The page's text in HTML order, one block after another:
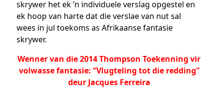
skrywer het ek ’n individuele verslag opgestel en
ek hoop van harte dat die verslae van nut sal
wees in jul toekoms as Afrikaanse fantasie
skrywer.
Wenner van die 2014 Thompson Toekenning vir
volwasse fantasie: “Vlugteling tot die redding”
deur Jacques Ferreira